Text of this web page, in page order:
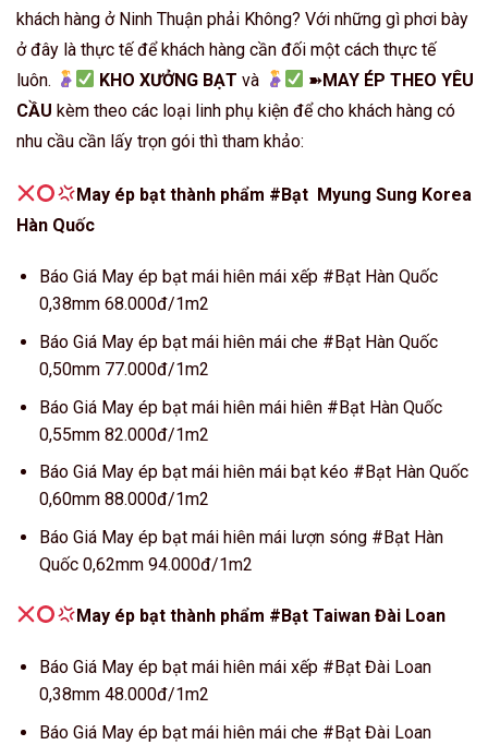
khách hàng ở Ninh Thuận phải Không? Với những gì phơi bày
ở đây là thực tế để khách hàng cần đối một cách thực tế
luôn.
KHO XƯỞNG BẠT và ➽MAY ÉP THEO YÊU
CẦU kèm theo các loại linh phụ kiện để cho khách hàng có
nhu cầu cần lấy trọn gói thì tham khảo:
May ép bạt thành phẩm #Bạt Myung Sung Korea
Hàn Quốc
Báo Giá May ép bạt mái hiên mái xếp #Bạt Hàn Quốc
0,38mm 68.000đ/1m2
Báo Giá May ép bạt mái hiên mái che #Bạt Hàn Quốc
0,50mm 77.000đ/1m2
Báo Giá May ép bạt mái hiên mái hiên #Bạt Hàn Quốc
0,55mm 82.000đ/1m2
Báo Giá May ép bạt mái hiên mái bạt kéo #Bạt Hàn Quốc
0,60mm 88.000đ/1m2
Báo Giá May ép bạt mái hiên mái lượn sóng #Bạt Hàn
Quốc 0,62mm 94.000đ/1m2
May ép bạt thành phẩm #Bạt Taiwan Đài Loan
Báo Giá May ép bạt mái hiên mái xếp #Bạt Đài Loan
0,38mm 48.000đ/1m2
Báo Giá May ép bạt mái hiên mái che #Bạt Đài Loan